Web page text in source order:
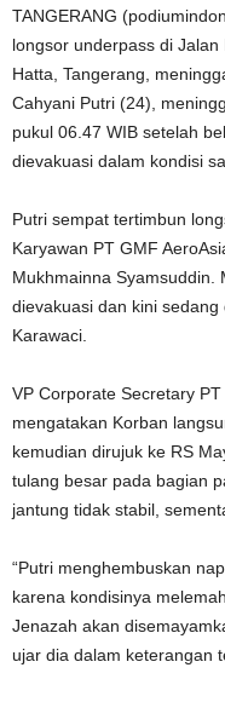
TANGERANG
longsor underpass di
Hatta, Tangerang,
Cahyani Putri (24),
pukul 06.47 WIB setelah
dievakuasi dalam kondisi
Putri sempat tertimbun
Karyawan PT GMF
Mukhmainna Syamsuddin.
dievakuasi dan kini
Karawaci.
VP Corporate Secretary
mengatakan Korban
kemudian dirujuk ke RS
tulang besar pada bagian
jantung tidak stabil,
“Putri menghembuskan
karena kondisinya
Jenazah akan
ujar dia dalam keterangan